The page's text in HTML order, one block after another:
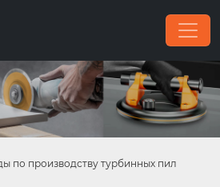
по производству турбинных пил